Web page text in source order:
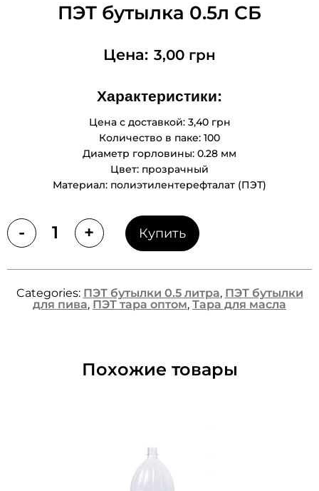
ПЭТ бутылка 0.5л СБ
3,00 грн
Характеристики:
Цена с доставкой: 3,40 грн
Количество в паке: 100
Диаметр горловины: 0.28 мм
Цвет: прозрачный
Материал: полиэтилентерефталат (ПЭТ)
Quantity
- + Купить
Categories: ПЭТ бутылки 0.5 литра, ПЭТ бутылки
для пива, ПЭТ тара оптом, Тара для масла
Похожие товары